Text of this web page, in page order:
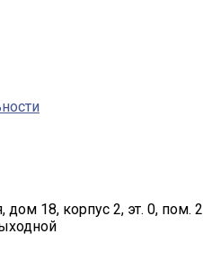
дом 18, корпус 2, эт. 0, пом. 2